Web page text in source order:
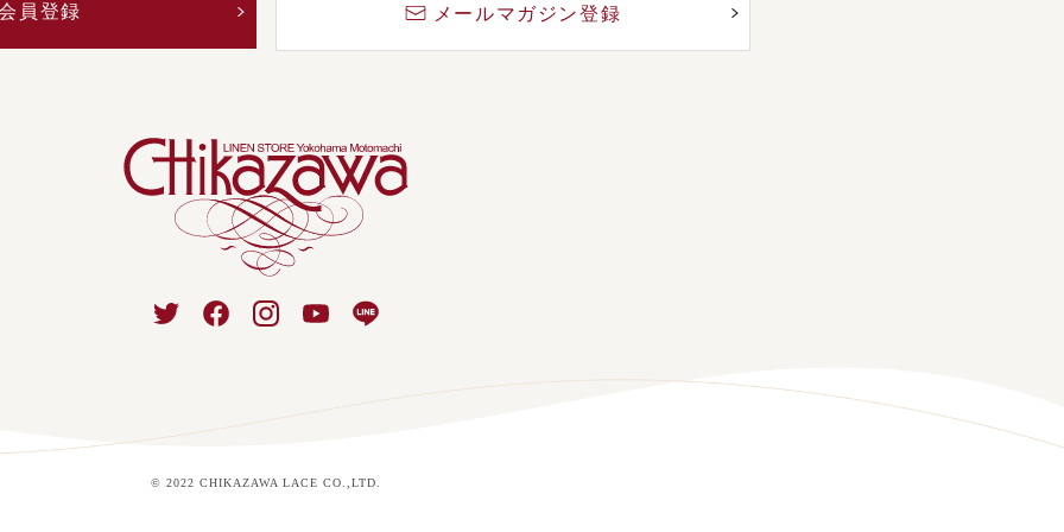
員登録 メールマガジン登録
© 2022 CHIKAZAWA LACE CO.,LTD.